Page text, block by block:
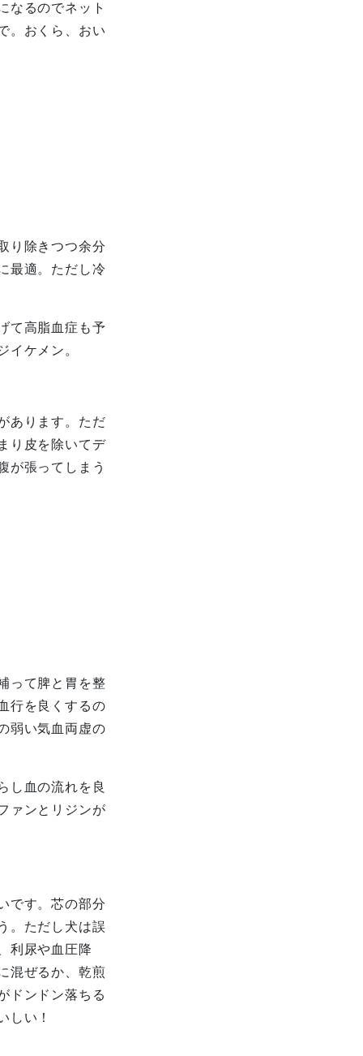
なるのでネット
。おくら、おい
り除きつつ余分
最適。ただし冷
て高脂血症も予
イケメン。
あります。ただ
り皮を除いてデ
が張ってしまう
って脾と胃を整
行を良くするの
弱い気血両虚の
し血の流れを良
ァンとリジンが
です。芯の部分
。ただし犬は誤
利尿や血圧降
混ぜるか、乾煎
ドンドン落ちる
しい！